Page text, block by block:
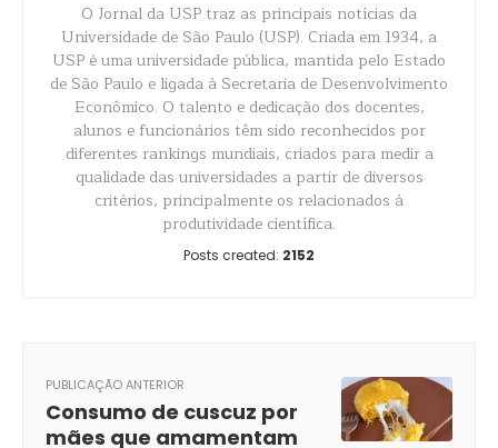
O Jornal da USP traz as principais notícias da
Universidade de São Paulo (USP). Criada em 1934, a
USP é uma universidade pública, mantida pelo Estado
de São Paulo e ligada à Secretaria de Desenvolvimento
Econômico. O talento e dedicação dos docentes,
alunos e funcionários têm sido reconhecidos por
diferentes rankings mundiais, criados para medir a
qualidade das universidades a partir de diversos
critérios, principalmente os relacionados à
produtividade científica.
Posts created: 2152
PUBLICAÇÃO ANTERIOR
Consumo de cuscuz por
mães que amamentam